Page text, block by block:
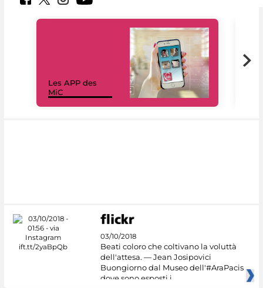
Les APP des
MiC
03/10/2018
Beati coloro che coltivano la voluttà
dell'attesa. — Jean Josipovici
Buongiorno dal Museo dell'#AraPacis
dove sono esposti i